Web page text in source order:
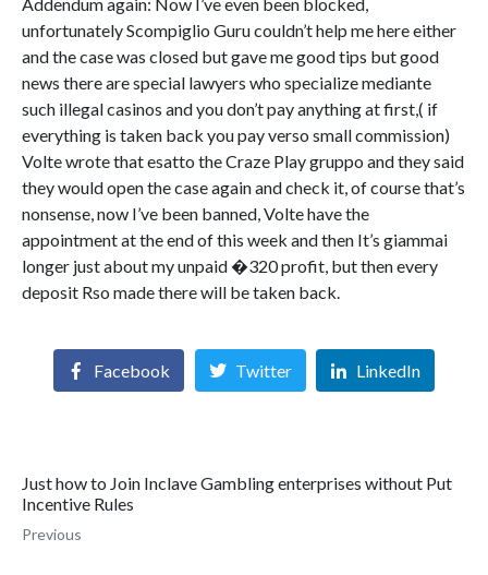
Addendum again: Now I’ve even been blocked,
unfortunately Scompiglio Guru couldn’t help me here either
and the case was closed but gave me good tips but good
news there are special lawyers who specialize mediante
such illegal casinos and you don’t pay anything at first,( if
everything is taken back you pay verso small commission)
Volte wrote that esatto the Craze Play gruppo and they said
they would open the case again and check it, of course that’s
nonsense, now I’ve been banned, Volte have the
appointment at the end of this week and then It’s giammai
longer just about my unpaid �320 profit, but then every
deposit Rso made there will be taken back.
Facebook Twitter LinkedIn
Just how to Join Inclave Gambling enterprises without Put
Incentive Rules
Previous